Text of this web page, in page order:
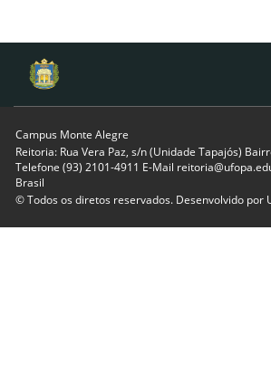
Campus Monte Alegre
Reitoria: Rua Vera Paz, s/n (Unidade Tapajós)
Telefone (93) 2101-4911 E-Mail
Brasil
© Todos os diretos reservados. Desenvolvido por